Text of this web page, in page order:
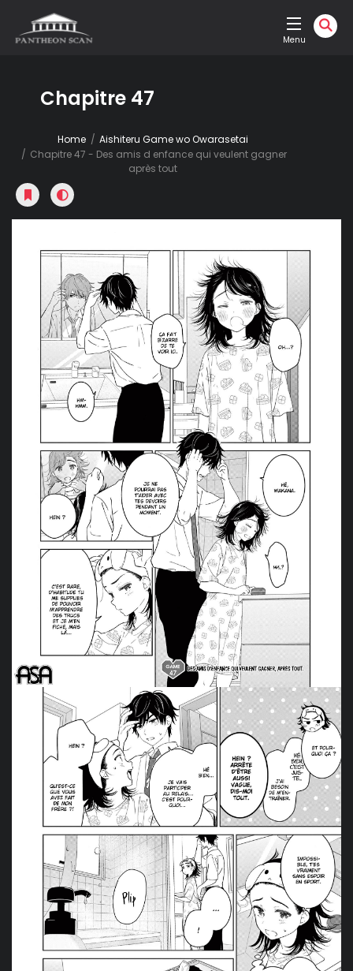
Menu
Chapitre 47
Home
Aishiteru Game wo Owarasetai
Chapitre 47 - Des amis d enfance qui veulent gagner
après tout